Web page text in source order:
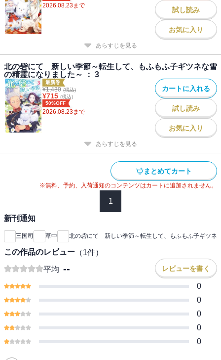
2026.08.23まで
試し読み
お気に入り
あらすじを見る
北の砦にて 新しい季節～転生して、もふもふ子ギツネな雪
の精霊になりました～ ： 3
最新巻
¥1,430 (税込)
¥715 (税込)
50%OFF
2026.08.23まで
カートに入れる
試し読み
お気に入り
あらすじを見る
まとめてカート
※無料、予約、入荷通知のコンテンツはカートに追加されません。
1
新刊通知
三国司 草中 北の砦にて 新しい季節～転生して、もふもふ子ギツネ
この作品のレビュー （1件）
平均 -- レビューを書く
0
0
0
0
0